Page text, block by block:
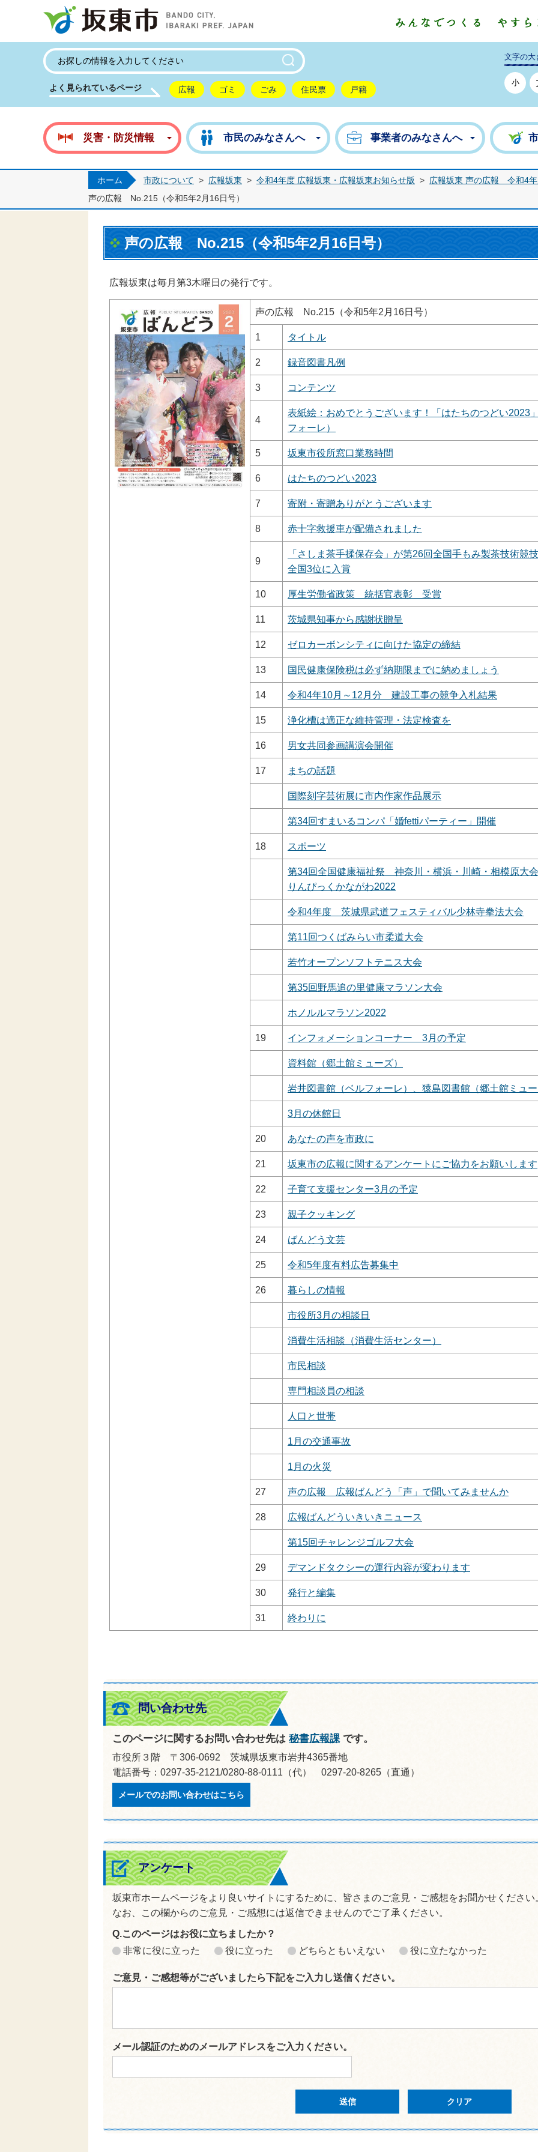
よく見られているページ 広報 ゴミ ごみ 住民票 戸籍
文字の大
小
災害・防災情報 市民のみなさんへ 事業者のみなさんへ
ホーム 市政について > 広報坂東 > 令和4年度 広報坂東・広報坂東お知らせ版 > 広報坂東 声の広報 令和4
声の広報 No.215（令和5年2月16日号）
声の広報 No.215（令和5年2月16日号）
広報坂東は毎月第3木曜日の発行です。
声の広報 No.215（令和5年2月16日号）
1 タイトル
2 録音図書凡例
3 コンテンツ
4
表紙絵：おめでとうございます！「はたちのつどい2023
フォーレ）
5 坂東市役所窓口業務時間
6 はたちのつどい2023
7 寄附・寄贈ありがとうございます
8 赤十字救援車が配備されました
9
「さしま茶手揉保存会」が第26回全国手もみ製茶技術競
全国3位に入賞
10 厚生労働省政策 統括官表彰 受賞
11 茨城県知事から感謝状贈呈
12 ゼロカーボンシティに向けた協定の締結
13 国民健康保険税は必ず納期限までに納めましょう
14 令和4年10月～12月分 建設工事の競争入札結果
15 浄化槽は適正な維持管理・法定検査を
16 男女共同参画講演会開催
17 まちの話題
国際刻字芸術展に市内作家作品展示
第34回すまいるコンパ「婚fettiパーティー」開催
18 スポーツ
第34回全国健康福祉祭 神奈川・横浜・川崎・相模原大
りんぴっくかながわ2022
令和4年度 茨城県武道フェスティバル少林寺拳法大会
第11回つくばみらい市柔道大会
若竹オープンソフトテニス大会
第35回野馬追の里健康マラソン大会
ホノルルマラソン2022
19 インフォメーションコーナー 3月の予定
資料館（郷土館ミューズ）
岩井図書館（ベルフォーレ）、猿島図書館（郷土館ミュ
3月の休館日
20 あなたの声を市政に
21 坂東市の広報に関するアンケートにご協力をお願いします
22 子育て支援センター3月の予定
23 親子クッキング
24 ばんどう文芸
25 令和5年度有料広告募集中
26 暮らしの情報
市役所3月の相談日
消費生活相談（消費生活センター）
市民相談
専門相談員の相談
人口と世帯
1月の交通事故
1月の火災
27 声の広報 広報ばんどう「声」で聞いてみませんか
28 広報ばんどういきいきニュース
第15回チャレンジゴルフ大会
29 デマンドタクシーの運行内容が変わります
30 発行と編集
31 終わりに
問い合わせ先
このページに関するお問い合わせ先は 秘書広報課 です。
市役所３階 〒306-0692 茨城県坂東市岩井4365番地
電話番号：0297-35-2121/0280-88-0111（代） 0297-20-8265（直通）
メールでのお問い合わせはこちら
アンケート
坂東市ホームページをより良いサイトにするために、皆さまのご意見・ご感想をお聞かせください
なお、この欄からのご意見・ご感想には返信できませんのでご了承ください。
Q.このページはお役に立ちましたか？
非常に役に立った
役に立った どちらともいえない 役に立たなかった
ご意見・ご感想等がございましたら下記をご入力し送信ください。
メール認証のためのメールアドレスをご入力ください。